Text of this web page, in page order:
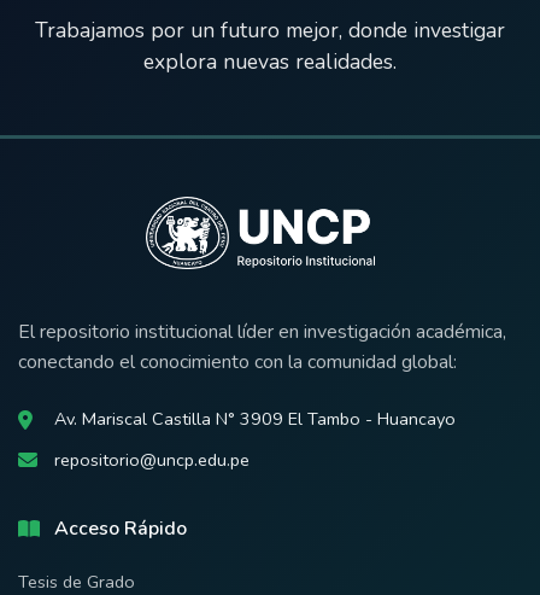
Trabajamos por un futuro mejor, donde investigar
explora nuevas realidades.
El repositorio institucional líder en investigación académica,
conectando el conocimiento con la comunidad global:
Av. Mariscal Castilla N° 3909 El Tambo - Huancayo
repositorio@uncp.edu.pe
Acceso Rápido
Tesis de Grado